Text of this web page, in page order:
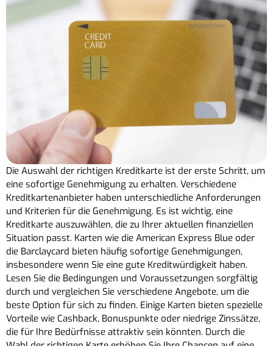
Die Auswahl der richtigen Kreditkarte ist der erste Schritt, um
eine sofortige Genehmigung zu erhalten. Verschiedene
Kreditkartenanbieter haben unterschiedliche Anforderungen
und Kriterien für die Genehmigung. Es ist wichtig, eine
Kreditkarte auszuwählen, die zu Ihrer aktuellen finanziellen
Situation passt. Karten wie die American Express Blue oder
die Barclaycard bieten häufig sofortige Genehmigungen,
insbesondere wenn Sie eine gute Kreditwürdigkeit haben.
Lesen Sie die Bedingungen und Voraussetzungen sorgfältig
durch und vergleichen Sie verschiedene Angebote, um die
beste Option für sich zu finden. Einige Karten bieten spezielle
Vorteile wie Cashback, Bonuspunkte oder niedrige Zinssätze,
die für Ihre Bedürfnisse attraktiv sein könnten. Durch die